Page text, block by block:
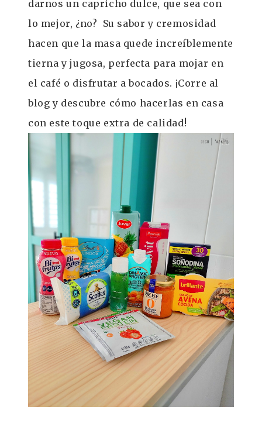
darnos un capricho dulce, que sea con
lo mejor, ¿no? Su sabor y cremosidad
hacen que la masa quede increíblemente
tierna y jugosa, perfecta para mojar en
el café o disfrutar a bocados. ¡Corre al
blog y descubre cómo hacerlas en casa
con este toque extra de calidad!